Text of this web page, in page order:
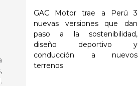
GAC Motor trae a Perú 3
nuevas versiones que dan
paso a la sostenibilidad,
diseño deportivo y
conducción a nuevos
terrenos